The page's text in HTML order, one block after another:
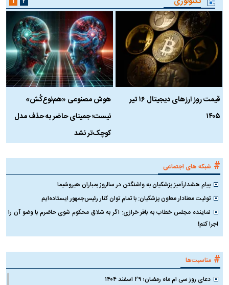
قیمت روز ارز‌های دیجیتال ۱۶ تیر
۱۴۰۵
هوش مصنوعی «هم‌نوع‌کُش»
نیست؛ جمینای حاضر به حذف مدل
کوچک‌تر نشد
# شبکه های اجتماعی
پیام هشدارآمیز پزشکیان به واشنگتن در سالروز بمباران هیروشیما
توئیت معنادار معاون پزشکیان: با تمام توان کنار رئیس‌جمهور ایستاده‌ایم
نماینده مجلس خطاب به باقر خرازی: اگر به شلاق محکوم شوی حاضرم با وضو آن را
اجرا کنم!
# مناسبت‌ها
دعای روز سی ام ماه رمضان؛ ۲۹ اسفند ۱۴۰۴